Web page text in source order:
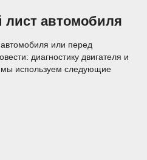
лист автомобиля
или перед
диагностику двигателя и
мы используем следующие